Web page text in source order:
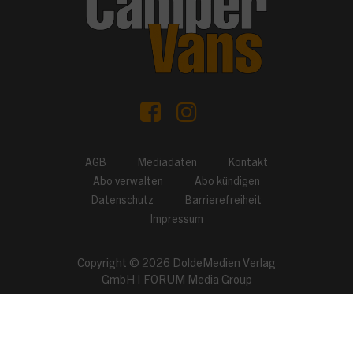
AGB Mediadaten
Kontakt
Abo verwalten
Abo kündigen
Datenschutz
Barrierefreiheit
Impressum
Copyright © 2026 DoldeMedien Verlag
GmbH
FORUM Media Group